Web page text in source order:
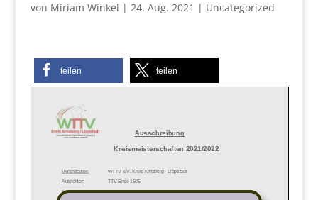
von Miriam Winkel | 24. Aug. 2021 | Uncategorized
teilen teilen